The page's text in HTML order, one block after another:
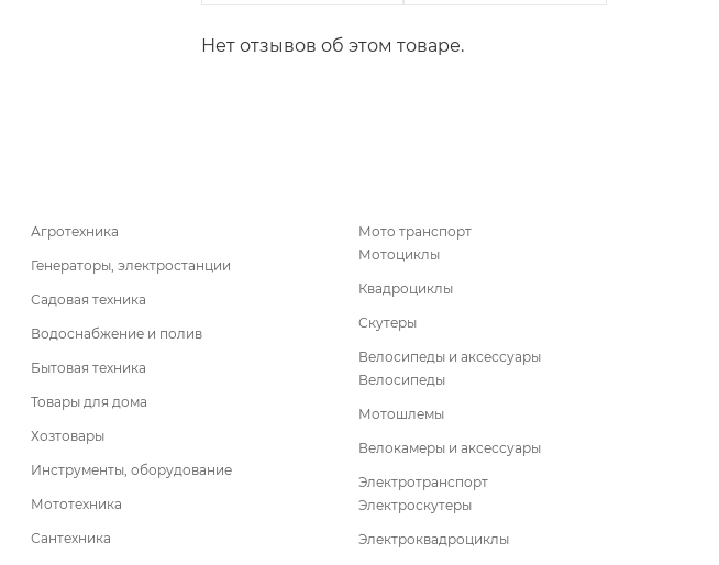
Нет отзывов об этом товаре.
Агротехника
Генераторы, электростанции
Садовая техника
Водоснабжение и полив
Бытовая техника
Товары для дома
Хозтовары
Инструменты, оборудование
Мототехника
Сантехника
Мото транспорт
Мотоциклы
Квадроциклы
Скутеры
Велосипеды и аксессуары
Велосипеды
Мотошлемы
Велокамеры и аксессуары
Электротранспорт
Электроскутеры
Электроквадроциклы